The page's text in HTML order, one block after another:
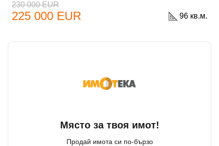
230 000 EUR
225 000 EUR 96 кв.м.
Място за твоя имот!
Продай имота си по-бързо